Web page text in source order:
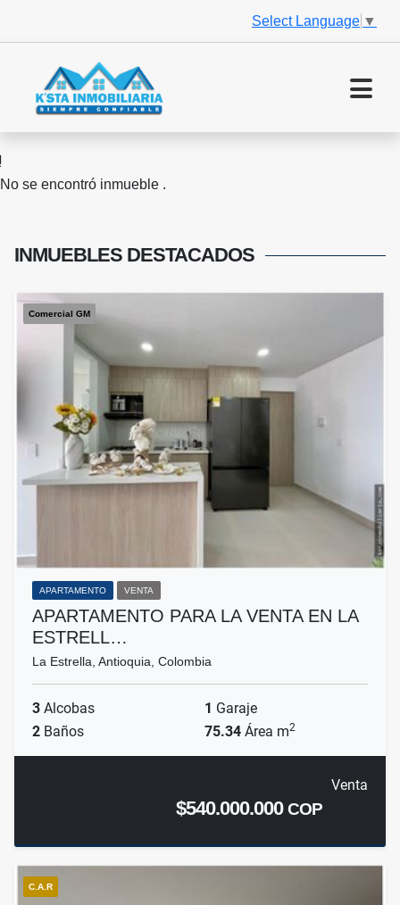
Select Language ▼
No se encontró inmueble .
INMUEBLES DESTACADOS
Comercial GM
APARTAMENTO VENTA
APARTAMENTO PARA LA VENTA EN LA
ESTRELL…
La Estrella, Antioquia, Colombia
3 Alcobas 1 Garaje
2 Baños 75.34 Área m2
Venta
$540.000.000COP
C.A.R